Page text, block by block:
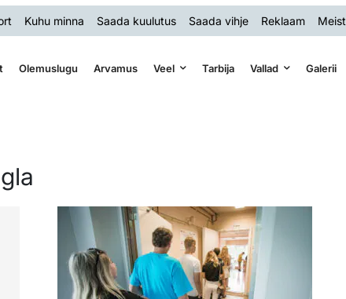
Kuhu minna Saada kuulutus Saada vihje Reklaam Meist
Olemuslugu Arvamus Veel Tarbija Vallad Galerii